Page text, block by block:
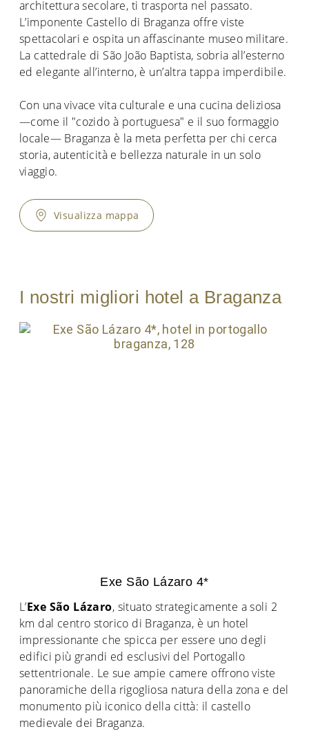
architettura secolare, ti trasporta nel passato.
L’imponente Castello di Braganza offre viste
spettacolari e ospita un affascinante museo militare.
La cattedrale di São João Baptista, sobria all’esterno
ed elegante all’interno, è un’altra tappa imperdibile.
Con una vivace vita culturale e una cucina deliziosa
—come il "cozido à portuguesa" e il suo formaggio
locale— Braganza è la meta perfetta per chi cerca
storia, autenticità e bellezza naturale in un solo
viaggio.
Visualizza mappa
I nostri migliori hotel a Braganza
Exe São Lázaro 4*
L’Exe São Lázaro, situato strategicamente a soli 2
km dal centro storico di Braganza, è un hotel
impressionante che spicca per essere uno degli
edifici più grandi ed esclusivi del Portogallo
settentrionale. Le sue ampie camere offrono viste
panoramiche della rigogliosa natura della zona e del
monumento più iconico della città: il castello
medievale dei Braganza.